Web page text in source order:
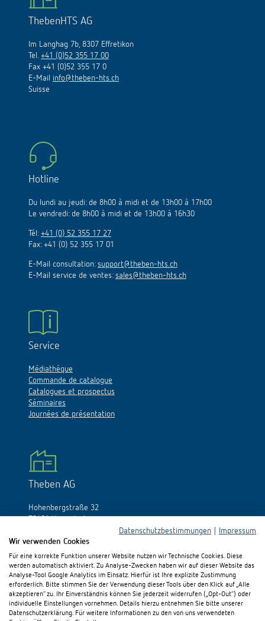
ThebenHTS AG
Im Langhag 7b, 8307 Effretikon
Tel. +41 (0)52 355 17 00
Fax +41 (0)52 355 17 0
E-Mail info@theben-hts.ch
Suisse
Hotline
Du lundi au jeudi: de 8h00 à midi et de 13h00 à 17h00
Le vendredi: de 8h00 à midi et de 13h00 à 16h30
Tél: +41 (0) 52 355 17 27
Fax: +41 (0) 52 355 17 01
E-Mail consultation: support@theben-hts.ch
E-Mail service de ventes: sales@theben-hts.ch
Service
Médiathéque
Commande de catalogue
Catalogues et prospectus
Séminaires
Journées de présentation
Theben AG
Hohenbergstraße 32
72401 Haigerloch
Fax: +49 (0)74 74/692-150
E-Mail:info@theben.de
Datenschutzbestimmungen
Impressum
Wir verwenden Cookies
Für eine korrekte Funktion unserer Website nutzen wir Technische Cookies. Diese
werden automatisch aktiviert. Zu Analyse-Zwecken haben wir auf dieser Website das
Analyse-Tool Google Analytics im Einsatz. Hierfür ist Ihre explizite Zustimmung
erforderlich. Bitte stimmen Sie der Verwendung dieser Tools über den Klick auf „Alle
akzeptieren“ zu. Ihr Einverständnis können Sie jederzeit widerrufen („Opt-Out“) oder
individuelle Einstellungen vornehmen. Details hierzu entnehmen Sie bitte unserer
Datenschutzerklärung. Für weitere Informationen zu den von uns verwendeten